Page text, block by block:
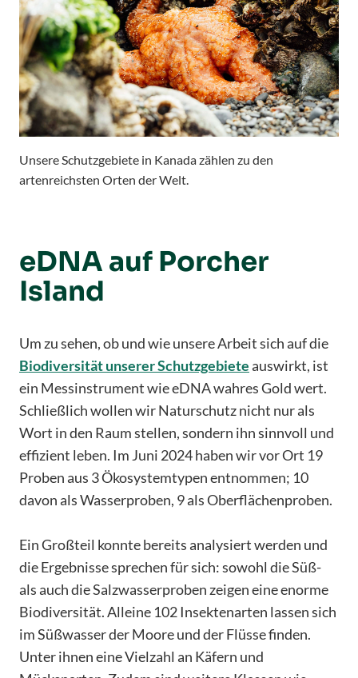
Unsere Schutzgebiete in Kanada zählen zu den
artenreichsten Orten der Welt.
eDNA auf Porcher
Island
Um zu sehen, ob und wie unsere Arbeit sich auf die
Biodiversität unserer Schutzgebieteauswirkt, ist
ein Messinstrument wie eDNA wahres Gold wert.
Schließlich wollen wir Naturschutz nicht nur als
Wort in den Raum stellen, sondern ihn sinnvoll und
effizient leben. Im Juni 2024 haben wir vor Ort 19
Proben aus 3 Ökosystemtypen entnommen; 10
davon als Wasserproben, 9 als Oberflächenproben.
Ein Großteil konnte bereits analysiert werden und
die Ergebnisse sprechen für sich: sowohl die Süß-
als auch die Salzwasserproben zeigen eine enorme
Biodiversität. Alleine 102 Insektenarten lassen sich
im Süßwasser der Moore und der Flüsse finden.
Unter ihnen eine Vielzahl an Käfern und